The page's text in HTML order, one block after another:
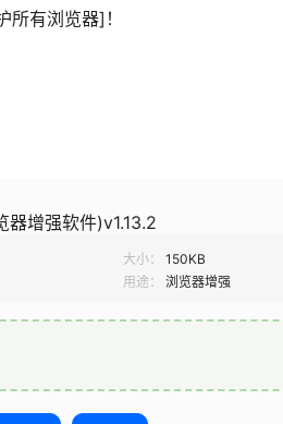
有浏览器]！
增强软件)v1.13.2
大小：
150KB
用途： 浏览器增强